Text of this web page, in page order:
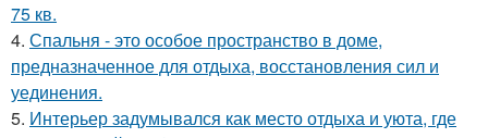
75 кв.
4. Спальня - это особое пространство в доме,
предназначенное для отдыха, восстановления сил и
уединения.
5. Интерьер задумывался как место отдыха и уюта, где